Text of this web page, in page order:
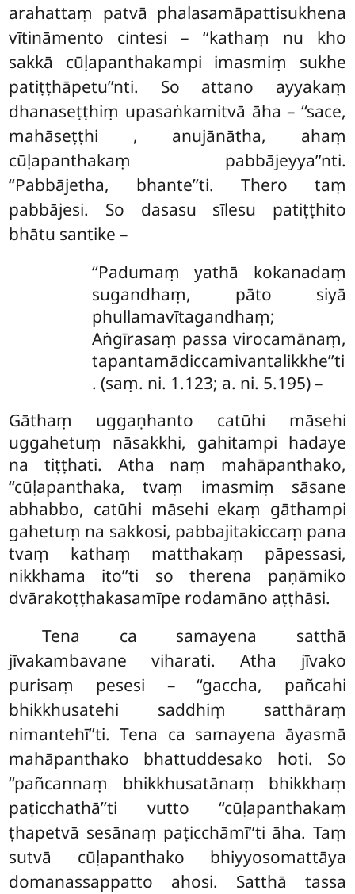
arahattaṃ patvā phalasamāpattisukhena
vītināmento cintesi – ‘‘kathaṃ nu kho
sakkā cūḷapanthakampi imasmiṃ sukhe
patiṭṭhāpetu’’nti. So attano ayyakaṃ
dhanaseṭṭhiṃ upasaṅkamitvā āha – ‘‘sace,
mahāseṭṭhi , anujānātha, ahaṃ
cūḷapanthakaṃ pabbājeyya’’nti.
‘‘Pabbājetha, bhante’’ti. Thero taṃ
pabbājesi. So dasasu sīlesu patiṭṭhito
bhātu santike –
‘‘Padumaṃ yathā kokanadaṃ
sugandhaṃ, pāto siyā
phullamavītagandhaṃ;
Aṅgīrasaṃ passa virocamānaṃ,
tapantamādiccamivantalikkhe’’ti
. (saṃ. ni. 1.123; a. ni. 5.195) –
Gāthaṃ uggaṇhanto catūhi māsehi
uggahetuṃ nāsakkhi, gahitampi hadaye
na tiṭṭhati. Atha naṃ mahāpanthako,
‘‘cūḷapanthaka, tvaṃ imasmiṃ sāsane
abhabbo, catūhi māsehi ekaṃ gāthampi
gahetuṃ na sakkosi, pabbajitakiccaṃ pana
tvaṃ kathaṃ matthakaṃ pāpessasi,
nikkhama ito’’ti so therena paṇāmiko
dvārakoṭṭhakasamīpe rodamāno aṭṭhāsi.
Tena ca samayena satthā
jīvakambavane viharati. Atha jīvako
purisaṃ pesesi – ‘‘gaccha, pañcahi
bhikkhusatehi saddhiṃ satthāraṃ
nimantehī’’ti. Tena ca samayena āyasmā
mahāpanthako bhattuddesako hoti. So
‘‘pañcannaṃ bhikkhusatānaṃ bhikkhaṃ
paṭicchathā’’ti vutto ‘‘cūḷapanthakaṃ
ṭhapetvā sesānaṃ paṭicchāmī’’ti āha. Taṃ
sutvā cūḷapanthako bhiyyosomattāya
domanassappatto ahosi. Satthā tassa